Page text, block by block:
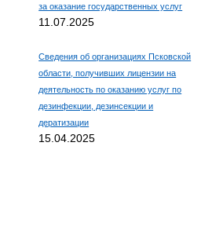
за оказание государственных услуг
11.07.2025
Сведения об организациях Псковской
области, получивших лицензии на
деятельность по оказанию услуг по
дезинфекции, дезинсекции и
дератизации
15.04.2025